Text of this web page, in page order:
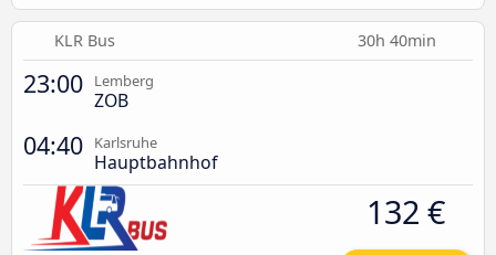
KLR Bus 30h 40min
23:00 Lemberg
ZOB
04:40 Karlsruhe
Hauptbahnhof
132 €